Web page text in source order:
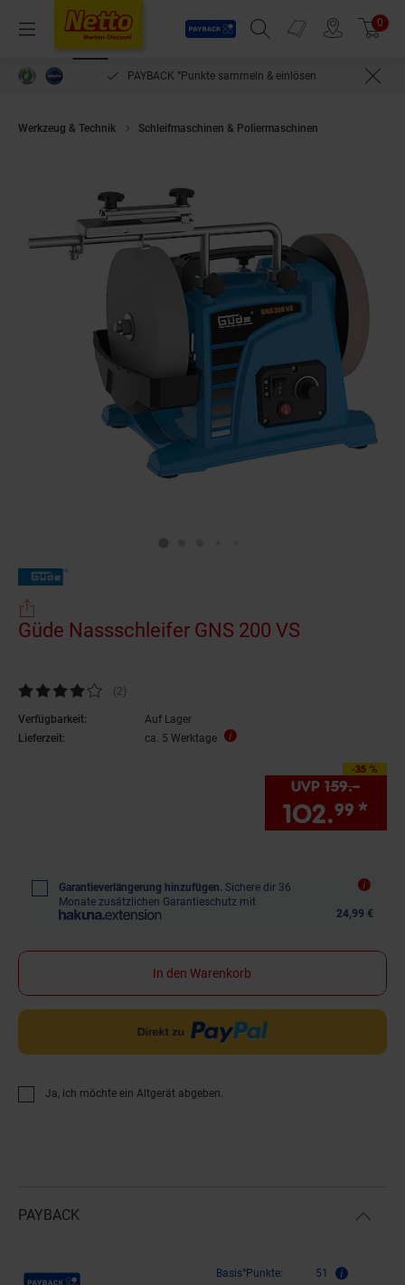
Menü
Payback
Suchfeld einblenden
Prospekte 0
PAYBACK °Punkte sammeln & einlösen
Werkzeug & Technik Schleifmaschinen & Poliermaschinen
Güde Nassschleifer GNS 200 VS
Kundenbewertung: 4 von 5 Sternen
(2Kundenbewertungen
)
Verfügbarkeit:
Auf Lager
Lieferzeit:
ca. 5 Werktage
-35 %
Sie Sparen 35 Prozent,
UVP159.–UVP
102.99 *
Garantieverlängerung hinzufügen. Sichere dir 36
Monate zusätzlichen Garantieschutz mit
24,99 €
In den Warenkorb
Ja, ich möchte ein Altgerät abgeben.
PAYBACK
Payback Punkte Basis°Punkte:
51